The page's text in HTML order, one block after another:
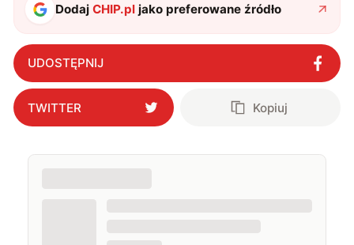
DodajCHIP.pl jako preferowane źródło
UDOSTĘPNIJ
TWITTER Kopiuj